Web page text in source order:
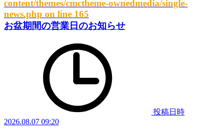
content/themes/cmctheme-ownedmedia/single-
news.php on line 165
お盆期間の営業日のお知らせ
投稿日時
2026.08.07 09:20